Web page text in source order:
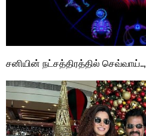
சனியின் நட்சத்திரத்தில் செவ்வாய்..,